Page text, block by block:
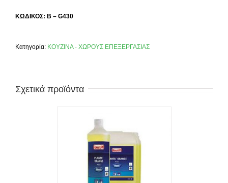
ΚΩΔΙΚΟΣ: B – G430
Κατηγορία: ΚΟΥΖΙΝΑ - ΧΩΡΟΥΣ ΕΠΕΞΕΡΓΑΣΙΑΣ
Σχετικά προϊόντα